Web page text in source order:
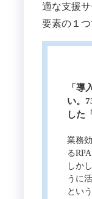
適な支援
要素の１つ
「導
い。
した
業務
るRPA
しか
うに
とい